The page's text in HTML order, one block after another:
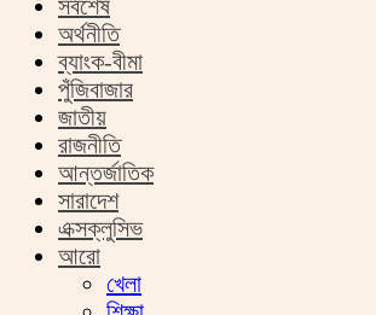
সর্বশেষ
অর্থনীতি
ব্যাংক-বীমা
পুঁজিবাজার
জাতীয়
রাজনীতি
আন্তর্জাতিক
সারাদেশ
এক্সক্লুসিভ
আরো
খেলা